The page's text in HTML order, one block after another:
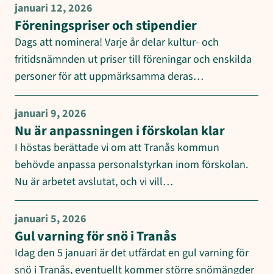
januari 12, 2026
Föreningspriser och stipendier
Dags att nominera! Varje år delar kultur- och
fritidsnämnden ut priser till föreningar och enskilda
personer för att uppmärksamma deras…
januari 9, 2026
Nu är anpassningen i förskolan klar
I höstas berättade vi om att Tranås kommun
behövde anpassa personalstyrkan inom förskolan.
Nu är arbetet avslutat, och vi vill…
januari 5, 2026
Gul varning för snö i Tranås
Idag den 5 januari är det utfärdat en gul varning för
snö i Tranås, eventuellt kommer större snömängder